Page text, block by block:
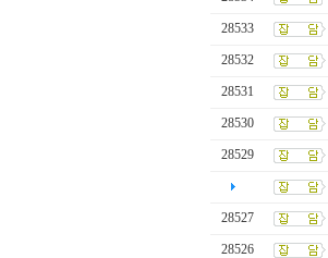
28533
28532
28531
28530
28529
28527
28526